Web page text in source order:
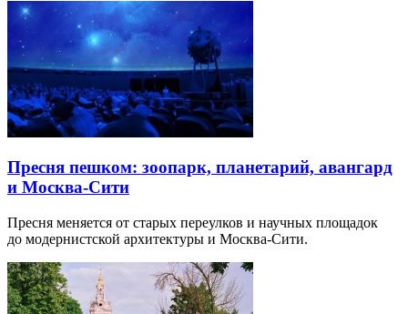
Пресня пешком: зоопарк, планетарий, авангард
и Москва-Сити
Пресня меняется от старых переулков и научных площадок
до модернистской архитектуры и Москва-Сити.